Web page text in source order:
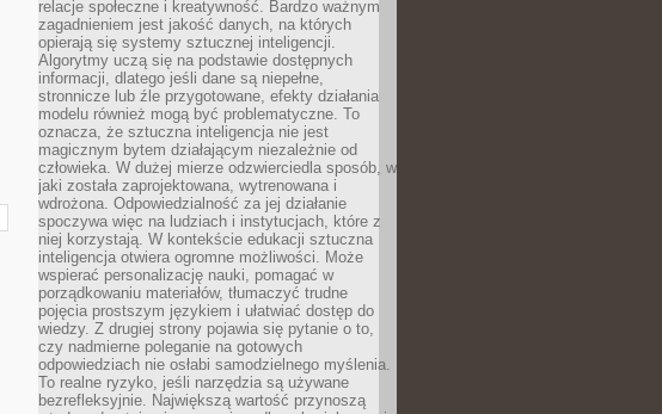
relacje społeczne i kreatywność. Bardzo ważnym
zagadnieniem jest jakość danych, na których
opierają się systemy sztucznej inteligencji.
Algorytmy uczą się na podstawie dostępnych
informacji, dlatego jeśli dane są niepełne,
stronnicze lub źle przygotowane, efekty działania
modelu również mogą być problematyczne. To
oznacza, że sztuczna inteligencja nie jest
magicznym bytem działającym niezależnie od
człowieka. W dużej mierze odzwierciedla sposób, w
jaki została zaprojektowana, wytrenowana i
wdrożona. Odpowiedzialność za jej działanie
spoczywa więc na ludziach i instytucjach, które z
niej korzystają. W kontekście edukacji sztuczna
inteligencja otwiera ogromne możliwości. Może
wspierać personalizację nauki, pomagać w
porządkowaniu materiałów, tłumaczyć trudne
pojęcia prostszym językiem i ułatwiać dostęp do
wiedzy. Z drugiej strony pojawia się pytanie o to,
czy nadmierne poleganie na gotowych
odpowiedziach nie osłabi samodzielnego myślenia.
To realne ryzyko, jeśli narzędzia są używane
bezrefleksyjnie. Największą wartość przynoszą